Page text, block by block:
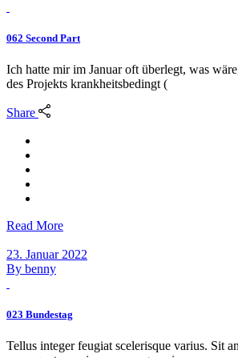
062 Second Part
Ich hatte mir im Januar oft überlegt, was
des Projekts krankheitsbedingt (
Share
Read More
23. Januar 2022
By benny
023 Bundestag
Tellus integer feugiat scelerisque varius. Sit